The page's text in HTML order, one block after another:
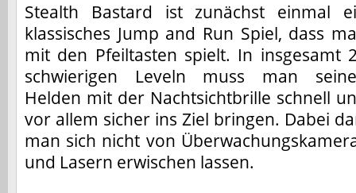
Stealth Bastard ist zunächst einmal
klassisches Jump and Run Spiel, dass
mit den Pfeiltasten spielt. In insgesamt
schwierigen Leveln muss man
Helden mit der Nachtsichtbrille schnell
vor allem sicher ins Ziel bringen. Dabei
man sich nicht von
und Lasern erwischen lassen.